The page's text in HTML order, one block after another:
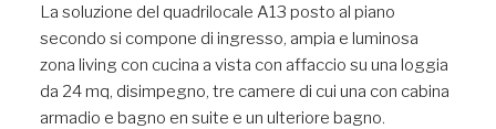
La soluzione del quadrilocale A13 posto al piano
secondo si compone di ingresso, ampia e luminosa
zona living con cucina a vista con affaccio su una loggia
da 24 mq, disimpegno, tre camere di cui una con cabina
armadio e bagno en suite e un ulteriore bagno.